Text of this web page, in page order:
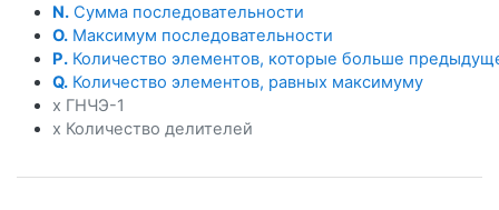
N. Сумма последовательности
O. Максимум последовательности
P. Количество элементов, которые больше
Q. Количество элементов, равных максимуму
x ГНЧЭ-1
x Количество делителей